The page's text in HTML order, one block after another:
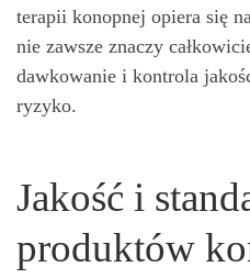
terapii konopnej opiera się
nie zawsze znaczy
dawkowanie i kontrola
ryzyko.
Jakość i
produktów